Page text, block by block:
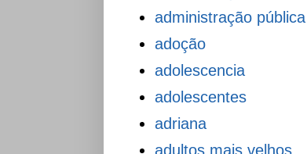
administração pública
adoção
adolescencia
adolescentes
adriana
adultos mais velhos